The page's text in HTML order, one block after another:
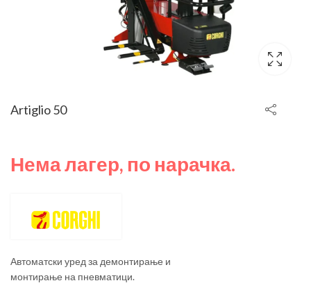
Artiglio 50
Нема лагер, по нарачка.
Автоматски уред за демонтирање и
монтирање на пневматици.